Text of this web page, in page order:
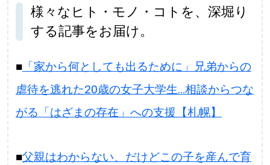
様々なヒト・モノ・コトを、深堀り
する記事をお届け。
■「家から何としても出るために」兄弟からの
虐待を逃れた20歳の女子大学生…相談からつな
がる「はざまの存在」への支援【札幌】
■父親はわからない、だけどこの子を産んで育